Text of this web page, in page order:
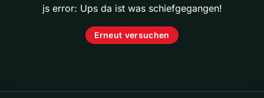
js error: Ups da ist was schiefgegangen!
Erneut versuchen